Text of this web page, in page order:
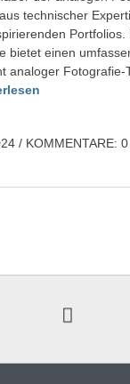
technischer
Portfolios.
bietet einen
analoger Fotografie-
/ KOMMENTARE: 0